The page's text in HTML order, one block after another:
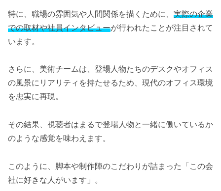
特に、職場の雰囲気や人間関係を描くために、 実際の企業
での取材や社員インタビューが行われたことが注目されて
います。
さらに、美術チームは、登場人物たちのデスクやオフィス
の風景にリアリティを持たせるため、現代のオフィス環境
を忠実に再現。
その結果、視聴者はまるで登場人物と一緒に働いているか
のような感覚を味わえます。
このように、脚本や制作陣のこだわりが詰まった「この会
社に好きな人がいます」。